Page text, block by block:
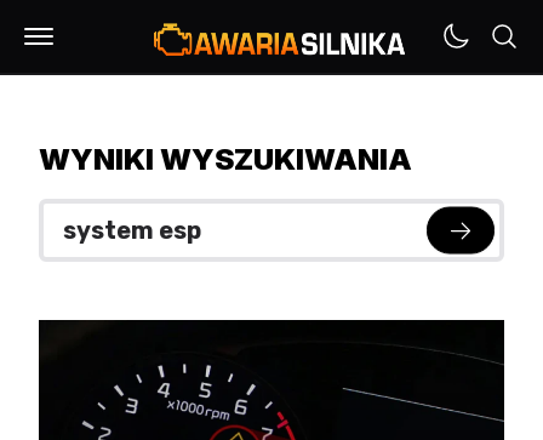
WYNIKI WYSZUKIWANIA